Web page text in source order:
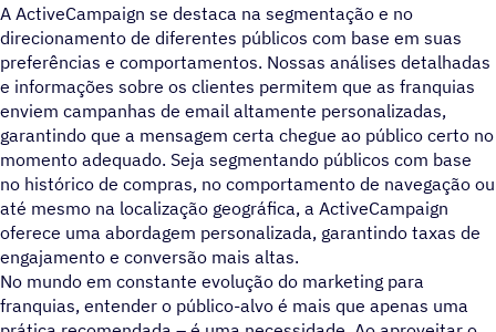
A ActiveCampaign se destaca na segmentação e no
direcionamento de diferentes públicos com base em suas
preferências e comportamentos. Nossas análises detalhadas
e informações sobre os clientes permitem que as franquias
enviem campanhas de email altamente personalizadas,
garantindo que a mensagem certa chegue ao público certo no
momento adequado. Seja segmentando públicos com base
no histórico de compras, no comportamento de navegação ou
até mesmo na localização geográfica, a ActiveCampaign
oferece uma abordagem personalizada, garantindo taxas de
engajamento e conversão mais altas.
No mundo em constante evolução do marketing para
franquias, entender o público-alvo é mais que apenas uma